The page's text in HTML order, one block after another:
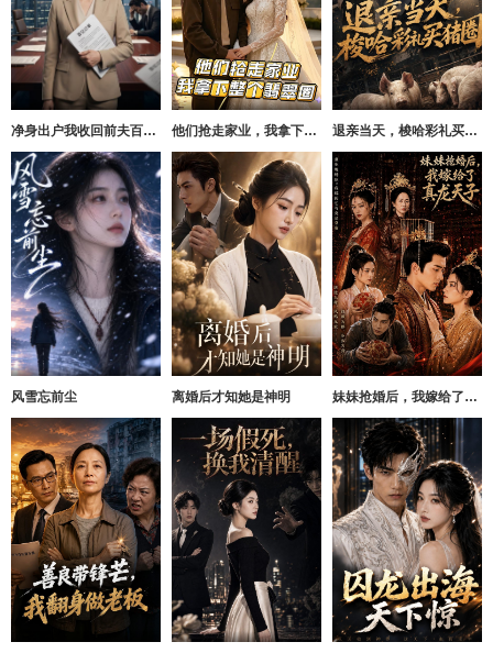
净身出户我收回前夫百亿订单 他们抢走家业，我拿下整个翡翠圈 退亲当天，梭哈彩礼买猪圈
风雪忘前尘 离婚后才知她是神明 妹妹抢婚后，我嫁给了真龙天子